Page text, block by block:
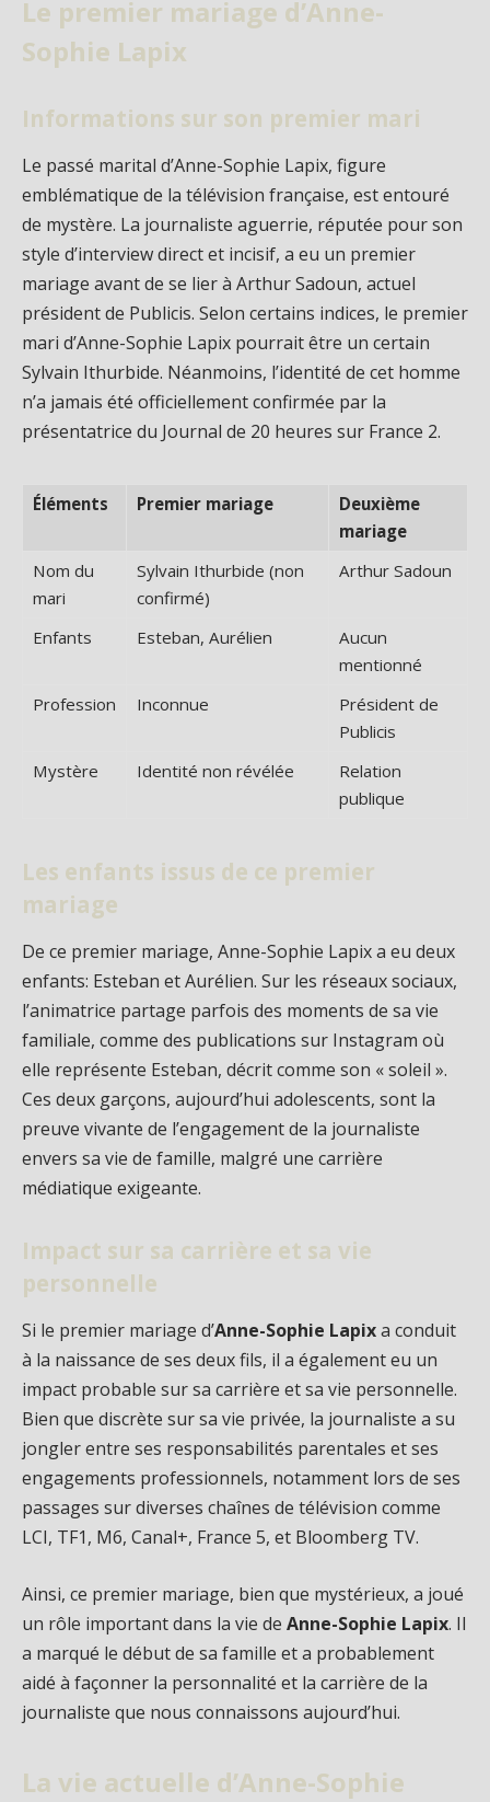
Le premier mariage d’Anne-
Sophie Lapix
Informations sur son premier mari
Le passé marital d’Anne-Sophie Lapix, figure
emblématique de la télévision française, est entouré
de mystère. La journaliste aguerrie, réputée pour son
style d’interview direct et incisif, a eu un premier
mariage avant de se lier à Arthur Sadoun, actuel
président de Publicis. Selon certains indices, le premier
mari d’Anne-Sophie Lapix pourrait être un certain
Sylvain Ithurbide. Néanmoins, l’identité de cet homme
n’a jamais été officiellement confirmée par la
présentatrice du Journal de 20 heures sur France 2.
Éléments Premier mariage
Deuxième
mariage
Nom du
mari
Sylvain Ithurbide (non
confirmé)
Arthur Sadoun
Enfants Esteban, Aurélien
Aucun
mentionné
Profession
Inconnue
Président de
Publicis
Mystère
Identité non révélée
Relation
publique
Les enfants issus de ce premier
mariage
De ce premier mariage, Anne-Sophie Lapix a eu deux
enfants: Esteban et Aurélien. Sur les réseaux sociaux,
l’animatrice partage parfois des moments de sa vie
familiale, comme des publications sur Instagram où
elle représente Esteban, décrit comme son « soleil ».
Ces deux garçons, aujourd’hui adolescents, sont la
preuve vivante de l’engagement de la journaliste
envers sa vie de famille, malgré une carrière
médiatique exigeante.
Impact sur sa carrière et sa vie
personnelle
Si le premier mariage d’Anne-Sophie Lapixa conduit
à la naissance de ses deux fils, il a également eu un
impact probable sur sa carrière et sa vie personnelle.
Bien que discrète sur sa vie privée, la journaliste a su
jongler entre ses responsabilités parentales et ses
engagements professionnels, notamment lors de ses
passages sur diverses chaînes de télévision comme
LCI, TF1, M6, Canal+, France 5, et Bloomberg TV.
Ainsi, ce premier mariage, bien que mystérieux, a joué
un rôle important dans la vie de Anne-Sophie Lapix. Il
a marqué le début de sa famille et a probablement
aidé à façonner la personnalité et la carrière de la
journaliste que nous connaissons aujourd’hui.
La vie actuelle d’Anne-Sophie